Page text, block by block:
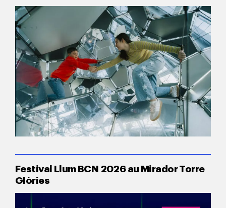
Festival Llum BCN 2026 au Mirador Torre
Glòries